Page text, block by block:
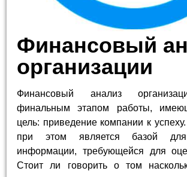
Финансовый
организации
Финансовый анализ
финальным этапом работы,
цель: приведение компании к
при этом является базой для
информации, требующейся для
Стоит ли говорить о том